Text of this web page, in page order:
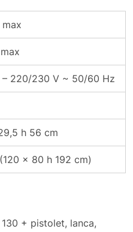
– 220/230 V ~ 50/60 Hz
h 56 cm
x 80 h 192 cm)
+ pistolet, lanca,